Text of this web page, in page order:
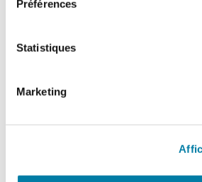
Préférences
Statistiques
Marketing
permettre un accès à distance
couplant…